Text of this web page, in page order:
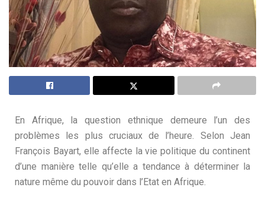
En Afrique, la question ethnique demeure l’un des
problèmes les plus cruciaux de l’heure. Selon Jean
François Bayart, elle affecte la vie politique du continent
d’une manière telle qu’elle a tendance à déterminer la
nature même du pouvoir dans l’Etat en Afrique.